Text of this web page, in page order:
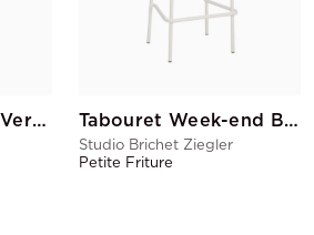
Chaise Week-end Vert Menthe Tabouret Week-end Blanc
Studio Brichet Ziegler
Petite Friture